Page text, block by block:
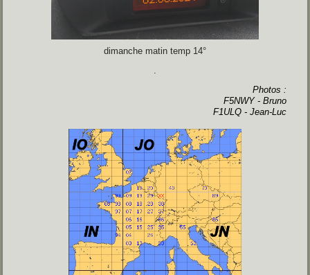
dimanche matin temp 14°
.
Photos :
F5NWY - Bruno
F1ULQ - Jean-Luc